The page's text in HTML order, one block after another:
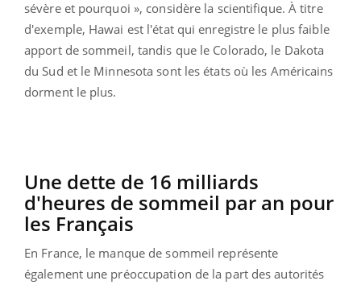
sévère et pourquoi », considère la scientifique. À titre
d'exemple, Hawai est l'état qui enregistre le plus faible
apport de sommeil, tandis que le Colorado, le Dakota
du Sud et le Minnesota sont les états où les Américains
dorment le plus.
Une dette de 16 milliards
d'heures de sommeil par an pour
les Français
En France, le manque de sommeil représente
également une préoccupation de la part des autorités